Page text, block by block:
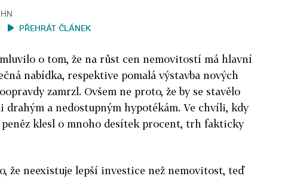
PŘEHRÁT ČLÁNEK
o tom, že na růst cen nemovitostí má hlavní
nabídka, respektive pomalá výstavba nových
zamrzl. Ovšem ne proto, že by se stavělo
drahým a nedostupným hypotékám. Ve chvíli, kdy
klesl o mnoho desítek procent, trh fakticky
že neexistuje lepší investice než nemovitost, teď